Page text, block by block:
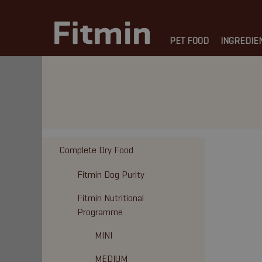
PET FOOD
Complete Dry Food
Fitmin Dog Purity
Fitmin Nutritional
Programme
MINI
MEDIUM